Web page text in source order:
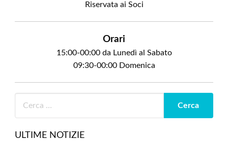
Riservata ai Soci
Orari
15:00-00:00 da Lunedì al Sabato
09:30-00:00 Domenica
ULTIME NOTIZIE